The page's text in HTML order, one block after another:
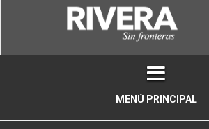
MENÚ PRINCIPAL